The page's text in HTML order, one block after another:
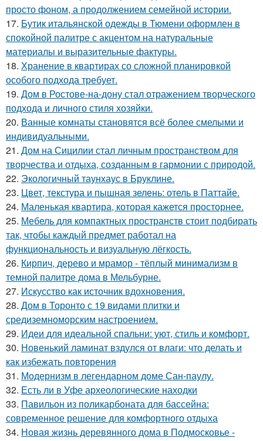
просто фоном, а продолжением семейной истории.
17. Бутик итальянской одежды в Тюмени оформлен в
спокойной палитре с акцентом на натуральные
материалы и выразительные фактуры.
18. Хранение в квартирах со сложной планировкой
особого подхода требует.
19. Дом в Ростове-на-дону стал отражением творческого
подхода и личного стиля хозяйки.
20. Ванные комнаты становятся всё более смелыми и
индивидуальными.
21. Дом на Сицилии стал личным пространством для
творчества и отдыха, созданным в гармонии с природой.
22. Экологичный таунхаус в Бруклине.
23. Цвет, текстура и пышная зелень: отель в Паттайе.
24. Маленькая квартира, которая кажется просторнее.
25. Мебель для компактных пространств стоит подбирать
так, чтобы каждый предмет работал на
функциональность и визуальную лёгкость.
26. Кирпич, дерево и мрамор - тёплый минимализм в
темной палитре дома в Мельбурне.
27. Искусство как источник вдохновения.
28. Дом в Торонто с 19 видами плитки и
средиземноморским настроением.
29. Идеи для идеальной спальни: уют, стиль и комфорт.
30. Новенький ламинат вздулся от влаги: что делать и
как избежать повторения
31. Модернизм в легендарном доме Сан-паулу.
32. Есть ли в Уфе археологические находки
33. Павильон из поликарбоната для бассейна:
современное решение для комфортного отдыха
34. Новая жизнь деревянного дома в Подмосковье -